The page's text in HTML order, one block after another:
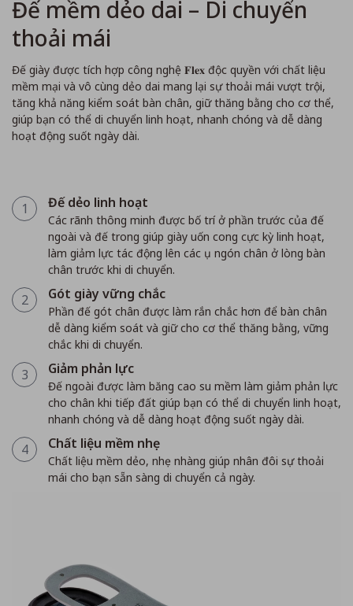
Đế mềm dẻo dai – Di chuyển
thoải mái
Đế giày được tích hợp công nghệ 𝐅𝐥𝐞𝐱 độc quyền với chất liệu
mềm mại và vô cùng dẻo dai mang lại sự thoải mái vượt trội,
tăng khả năng kiểm soát bàn chân, giữ thăng bằng cho cơ thể,
giúp bạn có thể di chuyển linh hoạt, nhanh chóng và dễ dàng
hoạt động suốt ngày dài.
1 Đế dẻo linh hoạt
Các rãnh thông minh được bố trí ở phần trước của đế
ngoài và đế trong giúp giày uốn cong cực kỳ linh hoạt,
làm giảm lực tác động lên các ụ ngón chân ở lòng bàn
chân trước khi di chuyển.
2 Gót giày vững chắc
Phần đế gót chân được làm rắn chắc hơn để bàn chân
dễ dàng kiểm soát và giữ cho cơ thể thăng bằng, vững
chắc khi di chuyển.
3 Giảm phản lực
Đế ngoài được làm băng cao su mềm làm giảm phản lực
cho chân khi tiếp đất giúp bạn có thể di chuyển linh hoạt,
nhanh chóng và dễ dàng hoạt động suốt ngày dài.
4 Chất liệu mềm nhẹ
Chất liệu mềm dẻo, nhẹ nhàng giúp nhân đôi sự thoải
mái cho bạn sẵn sàng di chuyển cả ngày.